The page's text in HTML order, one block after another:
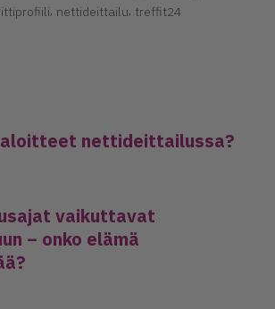
, nettideittailu, treffit24
aloitteet nettideittailussa?
vaikuttavat
– onko elämä